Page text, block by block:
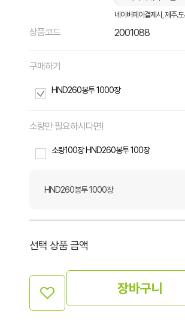
네이버페이결제시, 제주.
상품코드 2001088
구매하기
HND260봉투 1000장
소량만 필요하시다면!
소량100장 HND260봉투 100장
HND260봉투 1000장
선택 상품 금액
장바구니